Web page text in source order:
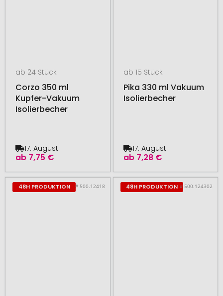
ab 24 Stück
Corzo 350 ml
Kupfer-Vakuum
Isolierbecher
ab 7,75 €
17. August
ab 15 Stück
Pika 330 ml Vakuum
Isolierbecher
ab 7,28 €
17. August
48H PRODUKTION # 500.12418 48H PRODUKTION # 500.124302